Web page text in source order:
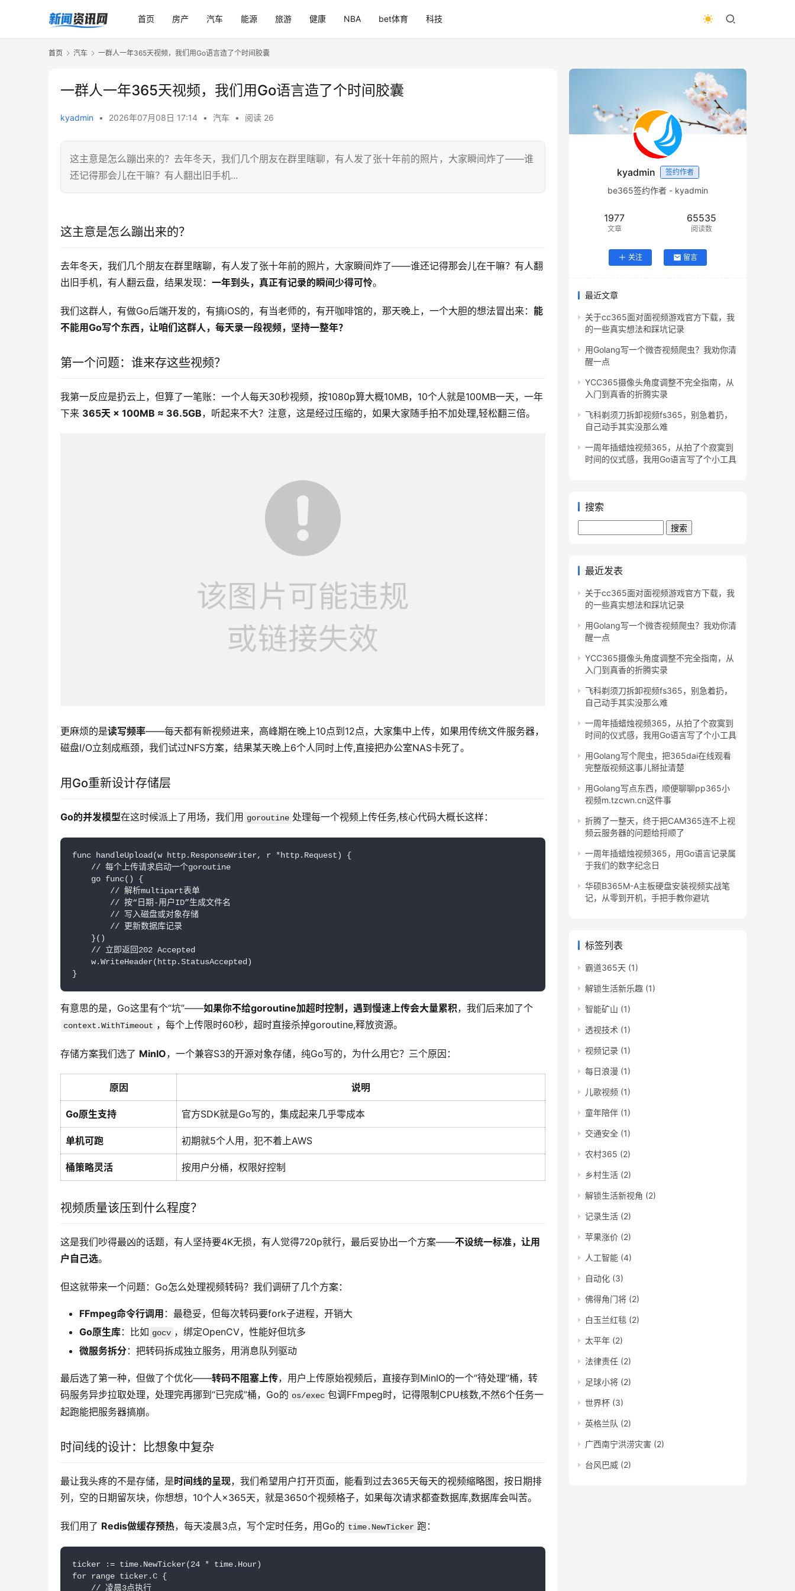
首页 房产 汽车 能源 旅游 健康 NBA bet体育 科技
首页 汽车 一群人一年365天视频，我们用Go语言造了个时间胶囊
一群人一年365天视频，我们用Go语言造了个时间胶囊
kyadmin • 2026年07月08日 17:14 • 汽车 • 阅读 26
这主意是怎么蹦出来的？去年冬天，我们几个朋友在群里瞎聊，有人发了张十年前的照片，大家瞬间炸了——谁
还记得那会儿在干嘛？有人翻出旧手机...
这主意是怎么蹦出来的？
去年冬天，我们几个朋友在群里瞎聊，有人发了张十年前的照片，大家瞬间炸了——谁还记得那会儿在干嘛？有人翻
出旧手机，有人翻云盘，结果发现： 一年到头，真正有记录的瞬间少得可怜。
我们这群人，有做Go后端开发的，有搞iOS的，有当老师的，有开咖啡馆的，那天晚上，一个大胆的想法冒出来： 能
不能用Go写个东西，让咱们这群人，每天录一段视频，坚持一整年？
第一个问题：谁来存这些视频？
我第一反应是扔云上，但算了一笔账：一个人每天30秒视频，按1080p算大概10MB，10个人就是100MB一天，一年
下来 365天 × 100MB ≈ 36.5GB，听起来不大？注意，这是经过压缩的，如果大家随手拍不加处理,轻松翻三倍。
更麻烦的是读写频率——每天都有新视频进来，高峰期在晚上10点到12点，大家集中上传，如果用传统文件服务器，
磁盘I/O立刻成瓶颈，我们试过NFS方案，结果某天晚上6个人同时上传,直接把办公室NAS卡死了。
用Go重新设计存储层
Go的并发模型在这时候派上了用场，我们用 goroutine 处理每一个视频上传任务,核心代码大概长这样：
func handleUpload(w http.ResponseWriter, r *http.Request) {
    // 每个上传请求启动一个goroutine
    go func() {
        // 解析multipart表单
        // 按“日期-用户ID”生成文件名
        // 写入磁盘或对象存储
        // 更新数据库记录
    }()
    // 立即返回202 Accepted
    w.WriteHeader(http.StatusAccepted)
}
有意思的是，Go这里有个“坑”——如果你不给goroutine加超时控制，遇到慢速上传会大量累积，我们后来加了个
context.WithTimeout ，每个上传限时60秒，超时直接杀掉goroutine,释放资源。
存储方案我们选了 MinIO，一个兼容S3的开源对象存储，纯Go写的，为什么用它？三个原因：
原因 说明
Go原生支持 官方SDK就是Go写的，集成起来几乎零成本
单机可跑 初期就5个人用，犯不着上AWS
桶策略灵活 按用户分桶，权限好控制
视频质量该压到什么程度？
这是我们吵得最凶的话题，有人坚持要4K无损，有人觉得720p就行，最后妥协出一个方案——不设统一标准，让用
户自己选。
但这就带来一个问题：Go怎么处理视频转码？我们调研了几个方案：
FFmpeg命令行调用 ：最稳妥，但每次转码要fork子进程，开销大
Go原生库：比如 gocv ，绑定OpenCV，性能好但坑多
微服务拆分：把转码拆成独立服务，用消息队列驱动
最后选了第一种，但做了个优化——转码不阻塞上传，用户上传原始视频后，直接存到MinIO的一个“待处理”桶，转
码服务异步拉取处理，处理完再挪到“已完成”桶，Go的 os/exec 包调FFmpeg时，记得限制CPU核数,不然6个任务一
起跑能把服务器搞崩。
时间线的设计：比想象中复杂
最让我头疼的不是存储，是时间线的呈现，我们希望用户打开页面，能看到过去365天每天的视频缩略图，按日期排
列，空的日期留灰块，你想想，10个人×365天，就是3650个视频格子，如果每次请求都查数据库,数据库会叫苦。
我们用了 Redis做缓存预热，每天凌晨3点，写个定时任务，用Go的 time.NewTicker 跑：
ticker := time.NewTicker(24 * time.Hour)
for range ticker.C {
    // 凌晨3点执行
kyadmin 签约作者
be365签约作者 - kyadmin
1977
文章
65535
阅读数
关注 留言
最近文章
关于cc365面对面视频游戏官方下载，我
的一些真实想法和踩坑记录
用Golang写一个微杏视频爬虫？我劝你清
醒一点
YCC365摄像头角度调整不完全指南，从
入门到真香的折腾实录
飞科剃须刀拆卸视频fs365，别急着扔，
自己动手其实没那么难
一周年插蜡烛视频365，从拍了个寂寞到
时间的仪式感，我用Go语言写了个小工具
搜索
最近发表
关于cc365面对面视频游戏官方下载，我
的一些真实想法和踩坑记录
用Golang写一个微杏视频爬虫？我劝你清
醒一点
YCC365摄像头角度调整不完全指南，从
入门到真香的折腾实录
飞科剃须刀拆卸视频fs365，别急着扔，
自己动手其实没那么难
一周年插蜡烛视频365，从拍了个寂寞到
时间的仪式感，我用Go语言写了个小工具
用Golang写个爬虫，把365dai在线观看
完整版视频这事儿掰扯清楚
用Golang写点东西，顺便聊聊pp365小
视频m.tzcwn.cn这件事
折腾了一整天，终于把CAM365连不上视
频云服务器的问题给捋顺了
一周年插蜡烛视频365，用Go语言记录属
于我们的数字纪念日
华硕B365M-A主板硬盘安装视频实战笔
记，从零到开机，手把手教你避坑
标签列表
霸道365天 (1)
解锁生活新乐趣 (1)
智能矿山 (1)
透视技术 (1)
视频记录 (1)
每日浪漫 (1)
儿歌视频 (1)
童年陪伴 (1)
交通安全 (1)
农村365 (2)
乡村生活 (2)
解锁生活新视角 (2)
记录生活 (2)
苹果涨价 (2)
人工智能 (4)
自动化 (3)
佛得角门将 (2)
白玉兰红毯 (2)
太平年 (2)
法律责任 (2)
足球小将 (2)
世界杯 (3)
英格兰队 (2)
广西南宁洪涝灾害 (2)
台风巴威 (2)